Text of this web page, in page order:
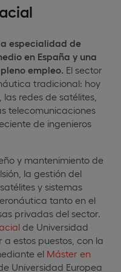
especialidad de
en España y una
empleo. El sector
tradicional: hoy
redes de satélites,
telecomunicaciones
de ingenieros
y mantenimiento de
la gestión del
y sistemas
tanto en el
privadas del sector.
de Universidad
estos puestos, con la
el Máster en
Universidad Europea